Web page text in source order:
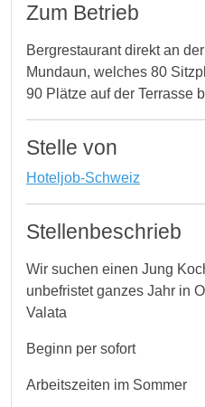
Zum Betrieb
Bergrestaurant direkt an
Mundaun, welches 80
90 Plätze auf der Terrasse
Stelle von
Hoteljob-Schweiz
Stellenbeschrieb
Wir suchen einen Jung
unbefristet ganzes Jahr in
Valata
Beginn per sofort
Arbeitszeiten im Sommer